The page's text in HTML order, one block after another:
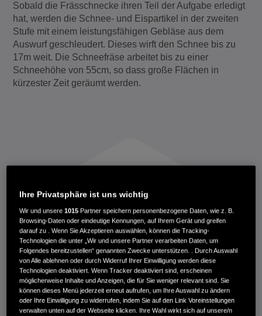
Sobald die Frässchnecke ihren Teil der Aufgabe erledigt
hat, werden die Schnee- und Eispartikel in der zweiten
Stufe mit einem leistungsfähigen Gebläse aus dem
Auswurf geschleudert. Dieses wirft den Schnee bis zu
17m weit. Die Schneefräse arbeitet bis zu einer
Schneehöhe von 55cm, so dass große Flächen in
kürzester Zeit geräumt werden.
DOPPELTE KRAFT
IN DER ERSTEN STUFE WERDEN
SCHNEE UND EIS GERÄUMT UND IN
DER ZWEITEN STUFE SO WEIT WIE
MÖGLICH GEWORFEN.
Ihre Privatsphäre ist uns wichtig
Wir und unsere1015 Partner speichern personenbezogene Daten, wie z. B.
Browsing-Daten oder eindeutige Kennungen, auf Ihrem Gerät und greifen
darauf zu . Wenn Sie Akzeptieren auswählen, können die Tracking-
Technologien die unter „Wir und unsere Partner verarbeiten Daten, um
Folgendes bereitzustellen“ genannten Zwecke unterstützen. . Durch Auswahl
von Alle ablehnen oder durch Widerruf Ihrer Einwilligung werden diese
Technologien deaktiviert. Wenn Tracker deaktiviert sind, erscheinen
möglicherweise Inhalte und Anzeigen, die für Sie weniger relevant sind. Sie
können dieses Menü jederzeit erneut aufrufen, um Ihre Auswahl zu ändern
oder Ihre Einwilligung zu widerrufen, indem Sie auf den Link Voreinstellungen
verwalten unten auf der Webseite klicken. Ihre Wahl wirkt sich auf unsere/n